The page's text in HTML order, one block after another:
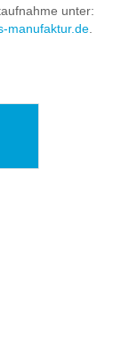
unter:
manufaktur.de.